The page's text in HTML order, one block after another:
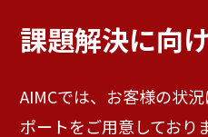
課題解決に向
AIMCでは、お客様の状
ポートをご用意しており